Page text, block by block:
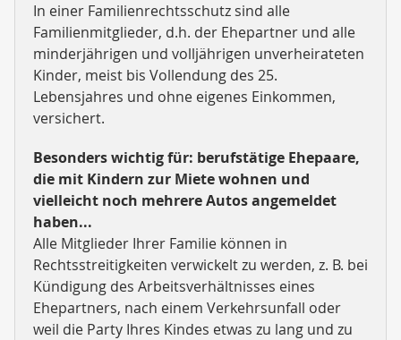
In einer Familienrechtsschutz sind alle
Familienmitglieder, d.h. der Ehepartner und alle
minderjährigen und volljährigen unverheirateten
Kinder, meist bis Vollendung des 25.
Lebensjahres und ohne eigenes Einkommen,
versichert.
Besonders wichtig für: berufstätige Ehepaare,
die mit Kindern zur Miete wohnen und
vielleicht noch mehrere Autos angemeldet
haben...
Alle Mitglieder Ihrer Familie können in
Rechtsstreitigkeiten verwickelt zu werden, z. B. bei
Kündigung des Arbeitsverhältnisses eines
Ehepartners, nach einem Verkehrsunfall oder
weil die Party Ihres Kindes etwas zu lang und zu